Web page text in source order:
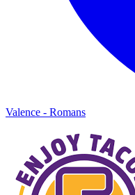
Valence - Romans